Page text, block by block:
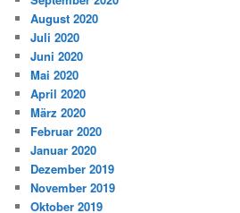
August 2020
Juli 2020
Juni 2020
Mai 2020
April 2020
März 2020
Februar 2020
Januar 2020
Dezember 2019
November 2019
Oktober 2019